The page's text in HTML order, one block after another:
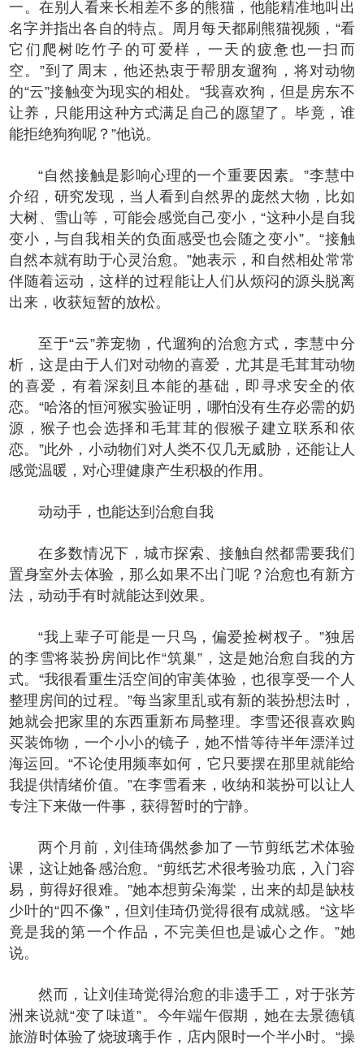
一。在别人看来长相差不多的熊猫，他能精准地叫出
名字并指出各自的特点。周月每天都刷熊猫视频，“看
它们爬树吃竹子的可爱样，一天的疲惫也一扫而
空。”到了周末，他还热衷于帮朋友遛狗，将对动物
的“云”接触变为现实的相处。“我喜欢狗，但是房东不
让养，只能用这种方式满足自己的愿望了。毕竟，谁
能拒绝狗狗呢？”他说。
“自然接触是影响心理的一个重要因素。”李慧中
介绍，研究发现，当人看到自然界的庞然大物，比如
大树、雪山等，可能会感觉自己变小，“这种小是自我
变小，与自我相关的负面感受也会随之变小”。“接触
自然本就有助于心灵治愈。”她表示，和自然相处常常
伴随着运动，这样的过程能让人们从烦闷的源头脱离
出来，收获短暂的放松。
至于“云”养宠物，代遛狗的治愈方式，李慧中分
析，这是由于人们对动物的喜爱，尤其是毛茸茸动物
的喜爱，有着深刻且本能的基础，即寻求安全的依
恋。“哈洛的恒河猴实验证明，哪怕没有生存必需的奶
源，猴子也会选择和毛茸茸的假猴子建立联系和依
恋。”此外，小动物们对人类不仅几无威胁，还能让人
感觉温暖，对心理健康产生积极的作用。
动动手，也能达到治愈自我
在多数情况下，城市探索、接触自然都需要我们
置身室外去体验，那么如果不出门呢？治愈也有新方
法，动动手有时就能达到效果。
“我上辈子可能是一只鸟，偏爱捡树杈子。”独居
的李雪将装扮房间比作“筑巢”，这是她治愈自我的方
式。“我很看重生活空间的审美体验，也很享受一个人
整理房间的过程。”每当家里乱或有新的装扮想法时，
她就会把家里的东西重新布局整理。李雪还很喜欢购
买装饰物，一个小小的镜子，她不惜等待半年漂洋过
海运回。“不论使用频率如何，它只要摆在那里就能给
我提供情绪价值。”在李雪看来，收纳和装扮可以让人
专注下来做一件事，获得暂时的宁静。
两个月前，刘佳琦偶然参加了一节剪纸艺术体验
课，这让她备感治愈。“剪纸艺术很考验功底，入门容
易，剪得好很难。”她本想剪朵海棠，出来的却是缺枝
少叶的“四不像”，但刘佳琦仍觉得很有成就感。“这毕
竟是我的第一个作品，不完美但也是诚心之作。”她
说。
然而，让刘佳琦觉得治愈的非遗手工，对于张芳
洲来说就“变了味道”。今年端午假期，她在去景德镇
旅游时体验了烧玻璃手作，店内限时一个半小时。“操